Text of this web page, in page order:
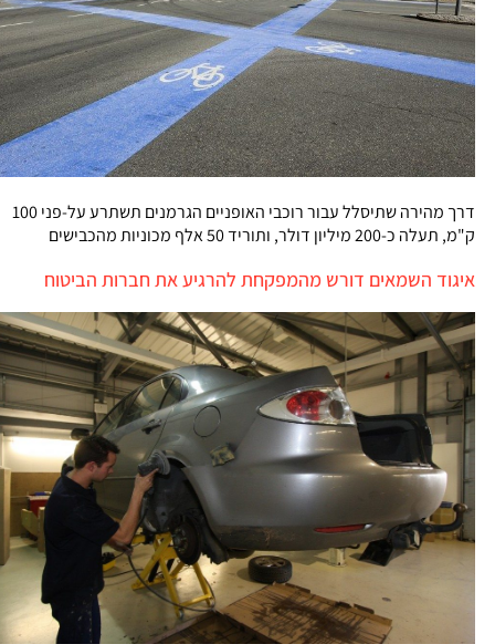
דרך מהירה שתיסלל עבור רוכבי האופניים הגרמנים תשתרע על-פני 100
ק"מ, תעלה כ-200 מיליון דולר, ותוריד 50 אלף מכוניות מהכבישים
איגוד השמאים דורש מהמפקחת להרגיע את חברות הביטוח